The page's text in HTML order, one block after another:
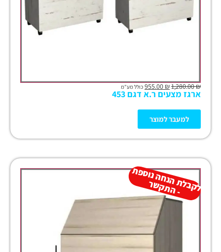
₪
1,280.00
₪ כולל מע"מ
ארגז מצעים ר.א דגם 453
למעבר למוצר
ל
ק
ב
ל
ת
הנ
ח
ה נו
ס
פ
ת
-
ה
ת
ק
ש
ר